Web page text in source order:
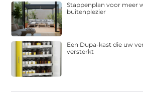
Stappenplan voor meer
buitenplezier
Een Dupa-kast die uw
versterkt